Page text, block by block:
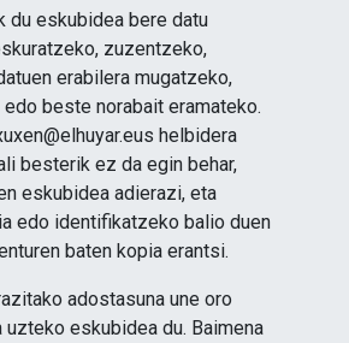
du eskubidea bere datu
zuzentzeko,
erabilera mugatzeko,
beste norabait eramateko.
helbidera
besterik ez da egin behar,
eskubidea adierazi, eta
edo identifikatzeko balio duen
baten kopia erantsi.
adostasuna une oro
uzteko eskubidea du. Baimena